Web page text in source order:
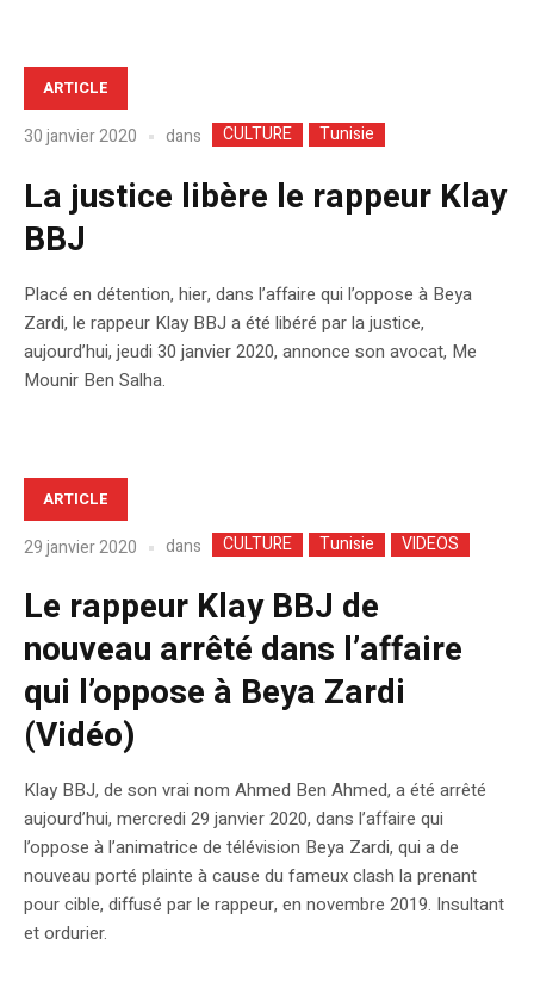
ARTICLE
30 janvier 2020 dans CULTURE Tunisie
La justice libère le rappeur Klay
BBJ
Placé en détention, hier, dans l’affaire qui l’oppose à Beya
Zardi, le rappeur Klay BBJ a été libéré par la justice,
aujourd’hui, jeudi 30 janvier 2020, annonce son avocat, Me
Mounir Ben Salha.
ARTICLE
29 janvier 2020 dans CULTURE Tunisie VIDEOS
Le rappeur Klay BBJ de
nouveau arrêté dans l’affaire
qui l’oppose à Beya Zardi
(Vidéo)
Klay BBJ, de son vrai nom Ahmed Ben Ahmed, a été arrêté
aujourd’hui, mercredi 29 janvier 2020, dans l’affaire qui
l’oppose à l’animatrice de télévision Beya Zardi, qui a de
nouveau porté plainte à cause du fameux clash la prenant
pour cible, diffusé par le rappeur, en novembre 2019. Insultant
et ordurier.